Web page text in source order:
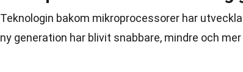
Teknologin bakom mikroprocessorer har
ny generation har blivit snabbare, mindre och